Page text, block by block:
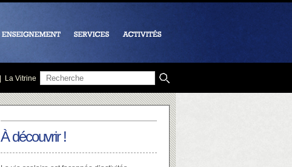
La Vitrine
À découvrir !